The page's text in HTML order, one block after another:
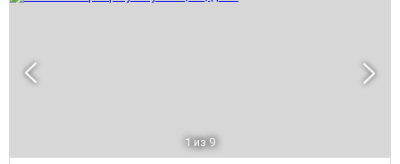
1 из 9